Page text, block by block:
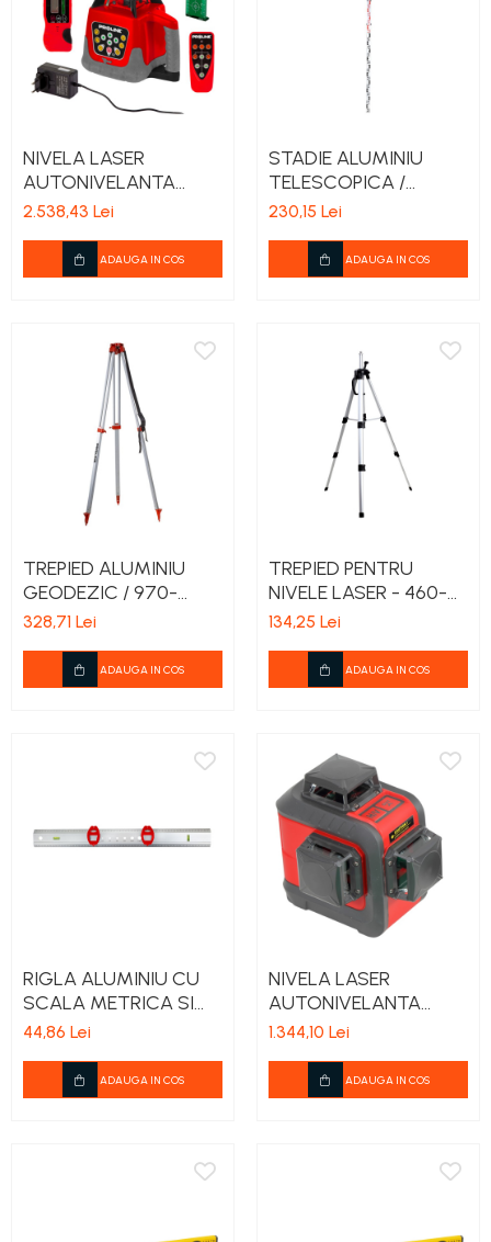
NIVELA LASER
AUTONIVELANTA
ROTATIVA CU
2.538,43 Lei
ADAUGA IN COS
STADIE ALUMINIU
TELESCOPICA /
5000MM
230,15 Lei
ADAUGA IN COS
TREPIED ALUMINIU
GEODEZIC / 970-
1600MM
328,71 Lei
ADAUGA IN COS
TREPIED PENTRU
NIVELE LASER - 460-
1160MM
134,25 Lei
ADAUGA IN COS
RIGLA ALUMINIU CU
SCALA METRICA SI
BOLOBOACE 600MM
44,86 Lei
ADAUGA IN COS
NIVELA LASER
AUTONIVELANTA
3MM/10M - O-360/V-
1.344,10 Lei
ADAUGA IN COS